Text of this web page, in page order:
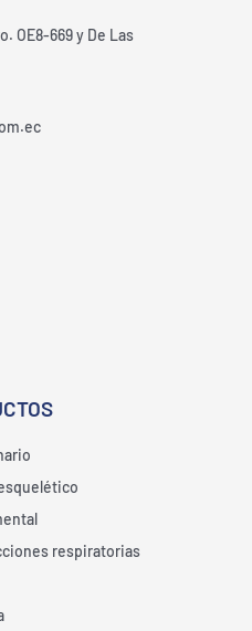
OE8-669 y De Las
respiratorias